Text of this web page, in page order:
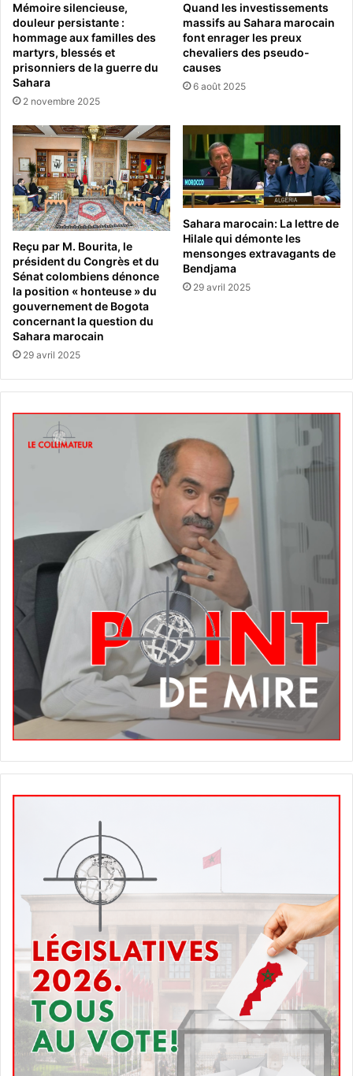
Mémoire silencieuse,
douleur persistante :
hommage aux familles des
martyrs, blessés et
prisonniers de la guerre du
Sahara
2 novembre 2025
Quand les investissements
massifs au Sahara marocain
font enrager les preux
chevaliers des pseudo-
causes
6 août 2025
Reçu par M. Bourita, le
président du Congrès et du
Sénat colombiens dénonce
la position « honteuse » du
gouvernement de Bogota
concernant la question du
Sahara marocain
29 avril 2025
Sahara marocain: La lettre de
Hilale qui démonte les
mensonges extravagants de
Bendjama
29 avril 2025